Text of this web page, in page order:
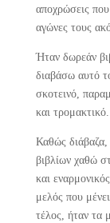
αποχρώσεις
αγώνες τους
Ήταν δωρεάν
διαβάσω αυτό
σκοτεινό,
και τρομακτικό.
Καθώς
βιβλίων χαθώ
και
μελός που
τέλος, ήταν τα